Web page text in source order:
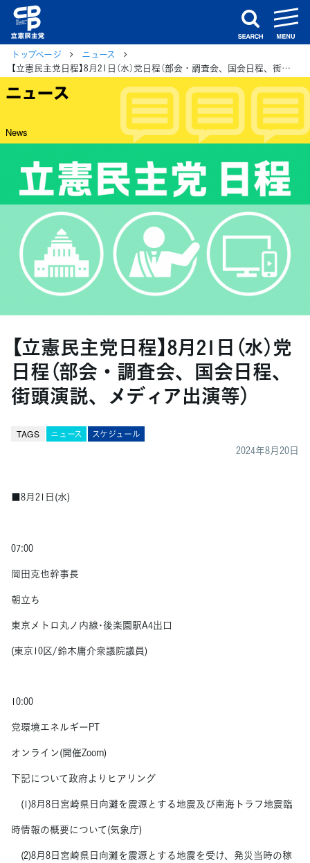
search
トップページ
ニュース
【立憲民主党日程】8月21日（水）党日程（部会・調査会、国会日程、街頭演説、メディア出演等）
ニュース
News
【立憲民主党日程】8月21日（水）党
日程（部会・調査会、国会日程、
街頭演説、メディア出演等）
TAGS ニュース スケジュール
2024年8月20日
■8月21日(水)
07:00
岡田克也幹事長
朝立ち
東京メトロ丸ノ内線･後楽園駅A4出口
(東京10区/鈴木庸介衆議院議員)
10:00
党環境エネルギーPT
オンライン(開催Zoom)
下記について政府よりヒアリング
(1)8月8日宮崎県日向灘を震源とする地震及び南海トラフ地震臨
時情報の概要について(気象庁)
(2)8月8日宮崎県日向灘を震源とする地震を受け、発災当時の稼